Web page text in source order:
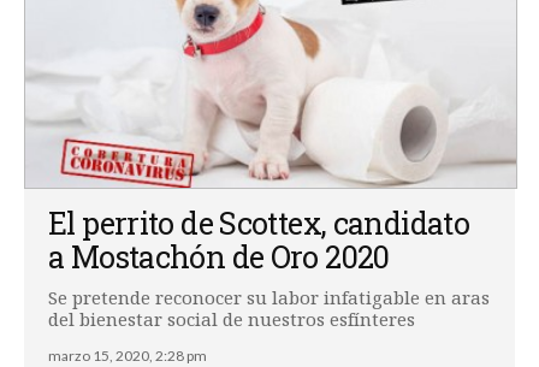
El perrito de Scottex, candidato
a Mostachón de Oro 2020
Se pretende reconocer su labor infatigable en aras
del bienestar social de nuestros esfínteres
marzo 15, 2020, 2:28 pm